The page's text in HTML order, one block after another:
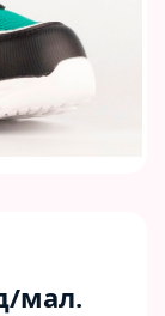
мал.